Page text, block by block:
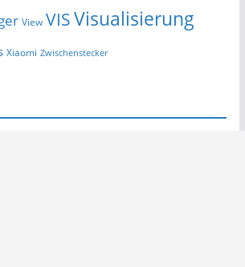
View VISVisualisierung
Xiaomi Zwischenstecker